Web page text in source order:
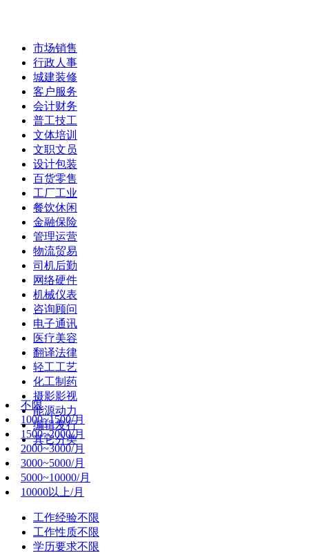
市场销售
行政人事
城建装修
客户服务
会计财务
普工技工
文体培训
文职文员
设计包装
百货零售
工厂工业
餐饮休闲
金融保险
管理运营
物流贸易
司机后勤
网络硬件
机械仪表
咨询顾问
电子通讯
医疗美容
翻译法律
轻工工艺
化工制药
摄影影视
能源动力
编辑发行
其它分类
不限
1000~1500/月
1500~2000/月
2000~3000/月
3000~5000/月
5000~10000/月
10000以上/月
工作经验不限
工作性质不限
学历要求不限